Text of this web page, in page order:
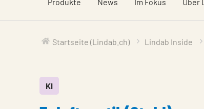
Startseite (Lindab.ch) Lindab Inside
KI